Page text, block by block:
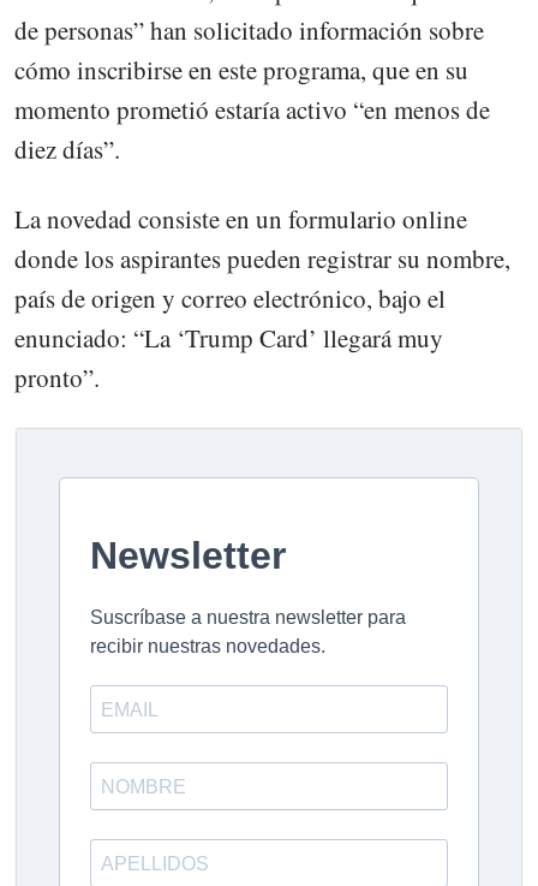
de personas” han solicitado información sobre
cómo inscribirse en este programa, que en su
momento prometió estaría activo “en menos de
diez días”.
La novedad consiste en un formulario online
donde los aspirantes pueden registrar su nombre,
país de origen y correo electrónico, bajo el
enunciado: “La ‘Trump Card’ llegará muy
pronto”.